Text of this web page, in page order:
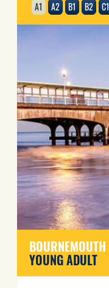
A1 A2 B1 B2 C1
BOURNEMOUTH
YOUNG ADULT